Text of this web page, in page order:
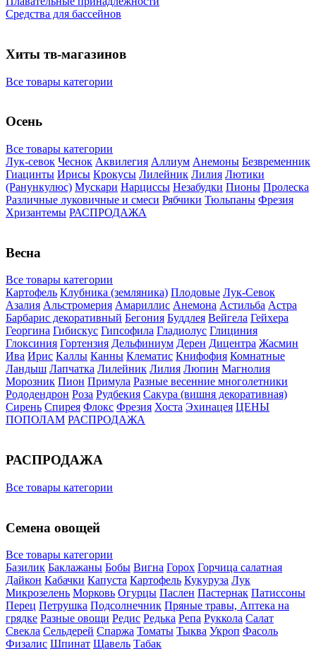
Средства для бассейнов
Хиты тв-магазинов
Все товары категории
Осень
Все товары категории
Лук-севок Чеснок Аквилегия Аллиум Анемоны Безвременник
Гиацинты Ирисы Крокусы Лилейник Лилия Лютики
(Ранункулюс) Мускари Нарцисcы Незабудки Пионы Пролеска
Различные луковичные и смеси Рябчики Тюльпаны Фрезия
Хризантемы РАСПРОДАЖА
Весна
Все товары категории
Картофель Клубника (земляника) Плодовые Лук-Севок
Азалия Альстромерия Амариллис Анемона Астильба Астра
Барбарис декоративный Бегония Буддлея Вейгела Гейхера
Георгина Гибискус Гипсофила Гладиолус Глициния
Глоксиния Гортензия Дельфиниум Дерен Дицентра Жасмин
Ива Ирис Каллы Канны Клематис Книфофия Комнатные
Ландыш Лапчатка Лилейник Лилия Люпин Магнолия
Морозник Пион Примула Разные весенние многолетники
Рододендрон Роза Рудбекия Сакура (вишня декоративная)
Сирень Спирея Флокс Фрезия Хоста Эхинацея ЦЕНЫ
ПОПОЛАМ РАСПРОДАЖА
РАСПРОДАЖА
Все товары категории
Семена овощей
Все товары категории
Базилик Баклажаны Бобы Вигна Горох Горчица салатная
Дайкон Кабачки Капуста Картофель Кукуруза Лук
Микрозелень Морковь Огурцы Паслен Пастернак Патиссоны
Перец Петрушка Подсолнечник Пряные травы, Аптека на
грядке Разные овощи Редис Редька Репа Руккола Салат
Свекла Сельдерей Спаржа Томаты Тыква Укроп Фасоль
Физалис Шпинат Щавель Табак